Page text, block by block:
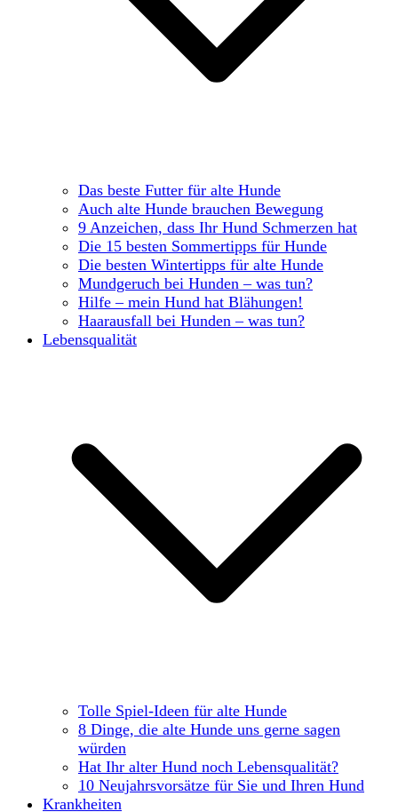
Das beste Futter für alte Hunde
Auch alte Hunde brauchen Bewegung
9 Anzeichen, dass Ihr Hund Schmerzen hat
Die 15 besten Sommertipps für Hunde
Die besten Wintertipps für alte Hunde
Mundgeruch bei Hunden – was tun?
Hilfe – mein Hund hat Blähungen!
Haarausfall bei Hunden – was tun?
Lebensqualität
Tolle Spiel-Ideen für alte Hunde
8 Dinge, die alte Hunde uns gerne sagen
würden
Hat Ihr alter Hund noch Lebensqualität?
10 Neujahrsvorsätze für Sie und Ihren Hund
Krankheiten